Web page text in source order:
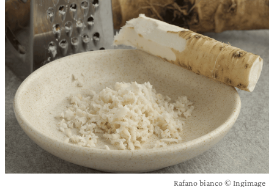
Rafano bianco © Ingimage